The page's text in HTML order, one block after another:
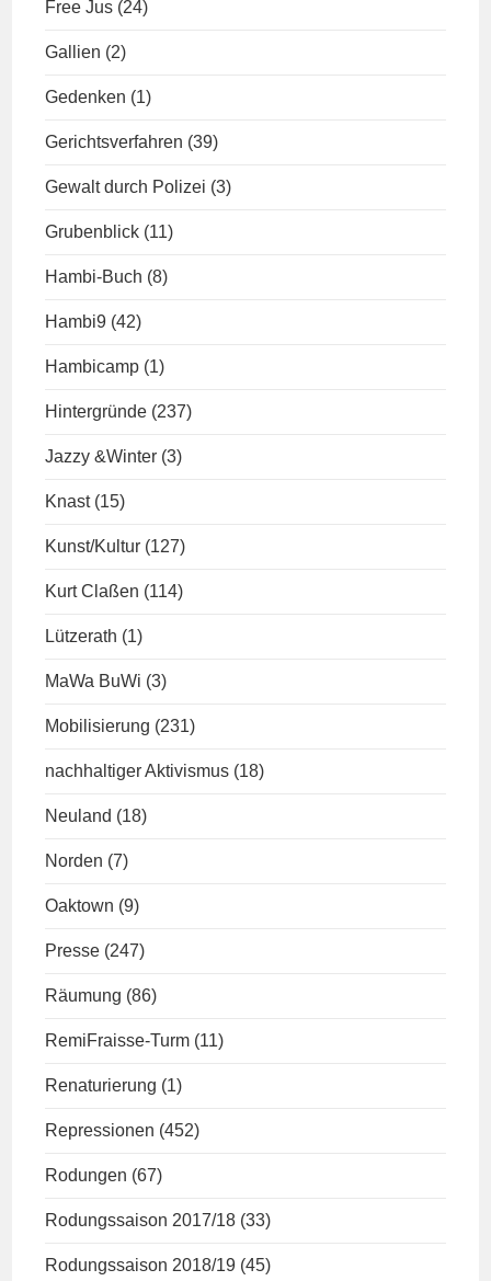
Free Jus (24)
Gallien (2)
Gedenken (1)
Gerichtsverfahren (39)
Gewalt durch Polizei (3)
Grubenblick (11)
Hambi-Buch (8)
Hambi9 (42)
Hambicamp (1)
Hintergründe (237)
Jazzy &Winter (3)
Knast (15)
Kunst/Kultur (127)
Kurt Claßen (114)
Lützerath (1)
MaWa BuWi (3)
Mobilisierung (231)
nachhaltiger Aktivismus (18)
Neuland (18)
Norden (7)
Oaktown (9)
Presse (247)
Räumung (86)
RemiFraisse-Turm (11)
Renaturierung (1)
Repressionen (452)
Rodungen (67)
Rodungssaison 2017/18 (33)
Rodungssaison 2018/19 (45)